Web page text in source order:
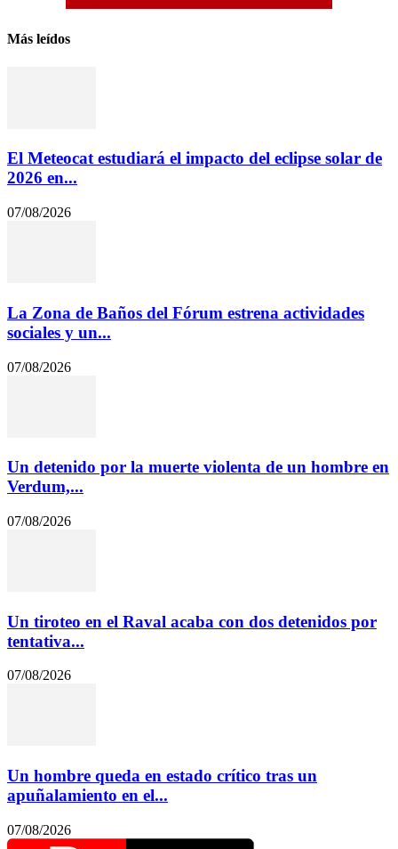
Más leídos
El Meteocat estudiará el impacto del eclipse solar de
2026 en...
07/08/2026
La Zona de Baños del Fórum estrena actividades
sociales y un...
07/08/2026
Un detenido por la muerte violenta de un hombre en
Verdum,...
07/08/2026
Un tiroteo en el Raval acaba con dos detenidos por
tentativa...
07/08/2026
Un hombre queda en estado crítico tras un
apuñalamiento en el...
07/08/2026